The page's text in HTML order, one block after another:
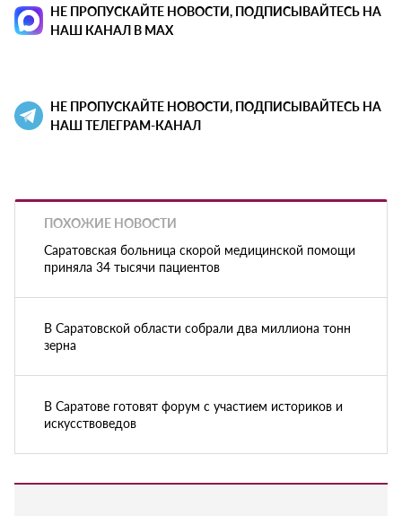
НЕ ПРОПУСКАЙТЕ НОВОСТИ, ПОДПИСЫВАЙТЕСЬ НА
НАШ КАНАЛ В MAX
НЕ ПРОПУСКАЙТЕ НОВОСТИ, ПОДПИСЫВАЙТЕСЬ НА
НАШ ТЕЛЕГРАМ-КАНАЛ
ПОХОЖИЕ НОВОСТИ
Саратовская больница скорой медицинской помощи
приняла 34 тысячи пациентов
В Саратовской области собрали два миллиона тонн
зерна
В Саратове готовят форум с участием историков и
искусствоведов